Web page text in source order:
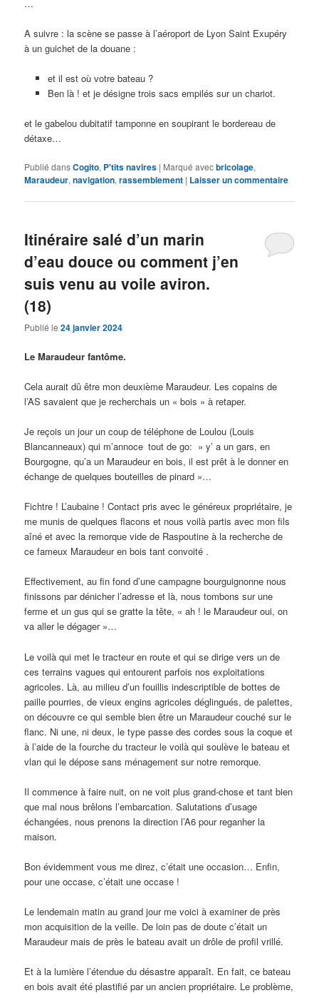
…
A suivre : la scène se passe à l’aéroport de Lyon Saint Exupéry
à un guichet de la douane :
et il est où votre bateau ?
Ben là ! et je désigne trois sacs empilés sur un chariot.
et le gabelou dubitatif tamponne en soupirant le bordereau de
détaxe…
Publié dansCogito, P'tits navires | Marqué avecbricolage,
Maraudeur,navigation,rassemblement | Laisser un commentaire
Itinéraire salé d’un marin
d’eau douce ou comment j’en
suis venu au voile aviron.
(18)
Publié le24 janvier 2024
Le Maraudeur fantôme.
Cela aurait dû être mon deuxième Maraudeur. Les copains de
l’AS savaient que je recherchais un « bois » à retaper.
Je reçois un jour un coup de téléphone de Loulou (Louis
Blancanneaux) qui m’annoce tout de go: » y’ a un gars, en
Bourgogne, qu’a un Maraudeur en bois, il est prêt à le donner en
échange de quelques bouteilles de pinard »…
Fichtre ! L’aubaine ! Contact pris avec le généreux propriétaire, je
me munis de quelques flacons et nous voilà partis avec mon fils
aîné et avec la remorque vide de Raspoutine à la recherche de
ce fameux Maraudeur en bois tant convoité .
Effectivement, au fin fond d’une campagne bourguignonne nous
finissons par dénicher l’adresse et là, nous tombons sur une
ferme et un gus qui se gratte la tête, « ah ! le Maraudeur oui, on
va aller le dégager »…
Le voilà qui met le tracteur en route et qui se dirige vers un de
ces terrains vagues qui entourent parfois nos exploitations
agricoles. Là, au milieu d’un fouillis indescriptible de bottes de
paille pourries, de vieux engins agricoles déglingués, de palettes,
on découvre ce qui semble bien être un Maraudeur couché sur le
flanc. Ni une, ni deux, le type passe des cordes sous la coque et
à l’aide de la fourche du tracteur le voilà qui soulève le bateau et
vlan qui le dépose sans ménagement sur notre remorque.
Il commence à faire nuit, on ne voit plus grand-chose et tant bien
que mal nous brêlons l’embarcation. Salutations d’usage
échangées, nous prenons la direction l’A6 pour reganher la
maison.
Bon évidemment vous me direz, c’était une occasion… Enfin,
pour une occase, c’était une occase !
Le lendemain matin au grand jour me voici à examiner de près
mon acquisition de la veille. De loin pas de doute c’était un
Maraudeur mais de près le bateau avait un drôle de profil vrillé.
Et à la lumière l’étendue du désastre apparaît. En fait, ce bateau
en bois avait été plastifié par un ancien propriétaire. Le problème,